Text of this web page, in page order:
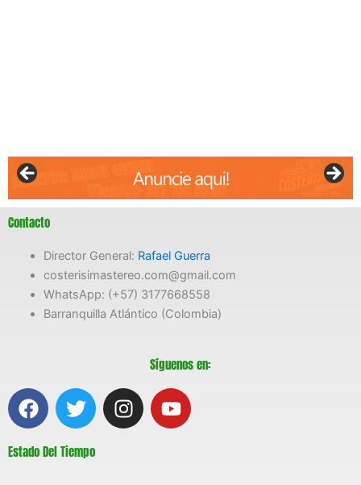
Contacto
Director General: Rafael Guerra
costerisimastereo.com@gmail.com
WhatsApp: (+57) 3177668558
Barranquilla Atlántico (Colombia)
Síguenos en:
F
a
e
T
w
t
I
n
Y
o
Estado Del Tiempo